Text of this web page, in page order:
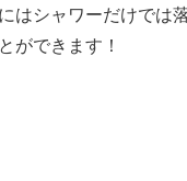
はシャワーだけでは
ができます！